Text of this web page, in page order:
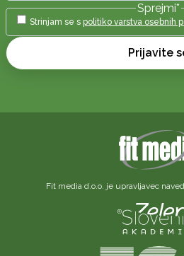
Sprejmi*
Strinjam se s politiko varstva osebnih
Prijavite
Fit media d.o.o. je upravljavec